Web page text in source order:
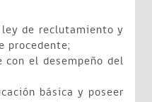
de reclutamiento y
procedente;
con el desempeño del
básica y poseer